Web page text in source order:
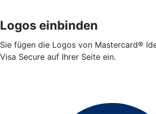
Logos einbinden
Sie fügen die Logos von Mastercard®
Visa Secure auf Ihrer Seite ein.